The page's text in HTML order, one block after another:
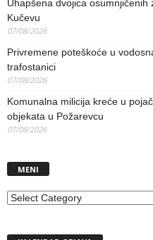
Uhapšena dvojica
Kučevu
07/08/2026
Privremene poteškoće u
trafostanici
07/08/2026
Komunalna milicija kreće u
objekata u Požarevcu
07/08/2026
MENI
MENI